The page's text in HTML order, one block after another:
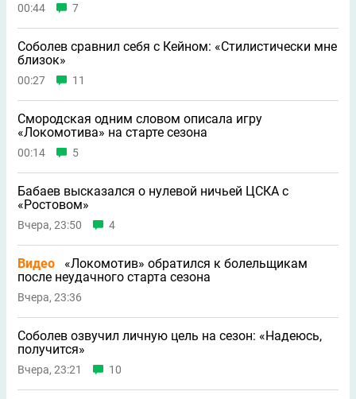
00:44 7
Соболев сравнил себя с Кейном: «Стилистически мне
близок»
00:27 11
Смородская одним словом описала игру
«Локомотива» на старте сезона
00:14 5
Бабаев высказался о нулевой ничьей ЦСКА с
«Ростовом»
Вчера, 23:50 4
Видео
«Локомотив» обратился к болельщикам
после неудачного старта сезона
Вчера, 23:36
Соболев озвучил личную цель на сезон: «Надеюсь,
получится»
Вчера, 23:21 10